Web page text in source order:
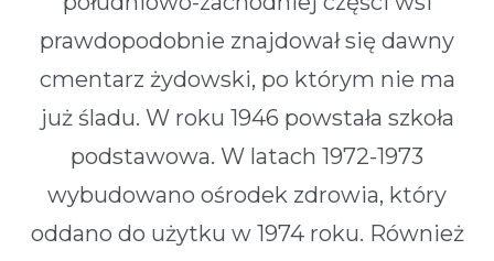
prawdopodobnie znajdował się dawny
cmentarz żydowski, po którym nie ma
już śladu. W roku 1946 powstała szkoła
podstawowa. W latach 1972-1973
wybudowano ośrodek zdrowia, który
oddano do użytku w 1974 roku. Również